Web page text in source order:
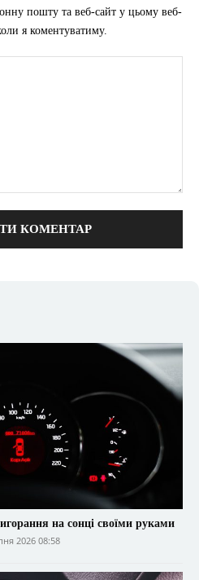
пошту та веб-сайт у цьому веб-
я коментуватиму.
на сонці своїми руками
2026 08:58